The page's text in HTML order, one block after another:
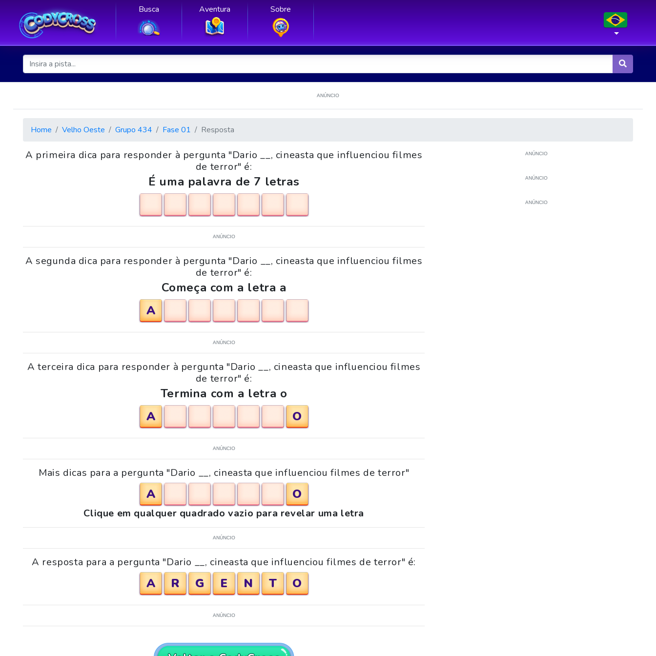
Busca Aventura Sobre
ANÚNCIO
Home Velho Oeste Grupo 434 Fase 01 Resposta
A primeira dica para responder à pergunta "Dario __, cineasta que influenciou filmes
de terror" é:
É uma palavra de 7 letras
ANÚNCIO
A segunda dica para responder à pergunta "Dario __, cineasta que influenciou filmes
de terror" é:
Começa com a letra a
A
ANÚNCIO
A terceira dica para responder à pergunta "Dario __, cineasta que influenciou filmes
de terror" é:
Termina com a letra o
A
O
ANÚNCIO
Mais dicas para a pergunta "Dario __, cineasta que influenciou filmes de terror"
A O
Clique em qualquer quadrado vazio para revelar uma letra
ANÚNCIO
A resposta para a pergunta "Dario __, cineasta que influenciou filmes de terror" é:
A R G E N T O
ANÚNCIO
ANÚNCIO
ANÚNCIO
ANÚNCIO